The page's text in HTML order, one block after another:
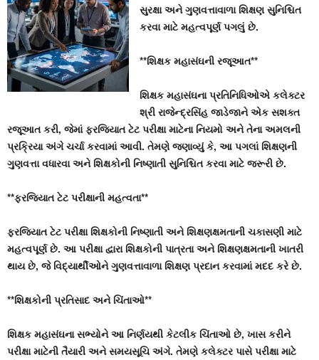
સુરક્ષા અને ગુણવત્તાવાળા શિક્ષણ સુનિશ્ચિત
કરવા માટે મહત્વપૂર્ણ પગલું છે.
**શિક્ષક મહાસંઘની રજૂઆત**
શિક્ષક મહાસંઘના પ્રતિનિધિઓએ કલેક્ટર
શ્રી રાજેન્દ્રસિંહ જાડેજાને એક સશક્ત
રજૂઆત કરી, જેમાં ફરજિયાત ટેટ પરીક્ષા માટેના નિયમો અને તેના અમલની
પ્રક્રિયા અંગે ચર્ચા કરવામાં આવી. તેમણે જણાવ્યું કે, આ પગલાં શિક્ષણની
ગુણવત્તા વધારવા અને શિક્ષકોની નિષ્ણાતી સુનિશ્ચિત કરવા માટે જરૂરી છે.
**ફરજિયાત ટેટ પરીક્ષાની મહત્વતા**
ફરજિયાત ટેટ પરીક્ષા શિક્ષકોની નિષ્ણાતી અને શિક્ષણક્ષમતાની ચકાસણી માટે
મહત્વપૂર્ણ છે. આ પરીક્ષા દ્વારા શિક્ષકોની પાત્રતા અને શિક્ષણક્ષમતાની ખાતરી
થાય છે, જે વિદ્યાર્થીઓને ગુણવત્તાવાળા શિક્ષણ પ્રદાન કરવામાં મદદ કરે છે.
**શિક્ષકોની પ્રતિસાદ અને ચિંતાઓ**
શિક્ષક મહાસંઘના સભ્યોને આ નિર્ણયથી કેટલીક ચિંતાઓ છે, ખાસ કરીને
પરીક્ષા માટેની તૈયારી અને સમયસૂચિ અંગે. તેમણે કલેક્ટર પાસે પરીક્ષા માટે